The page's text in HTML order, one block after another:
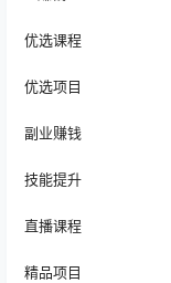
优选课程
优选项目
副业赚钱
技能提升
直播课程
精品项目